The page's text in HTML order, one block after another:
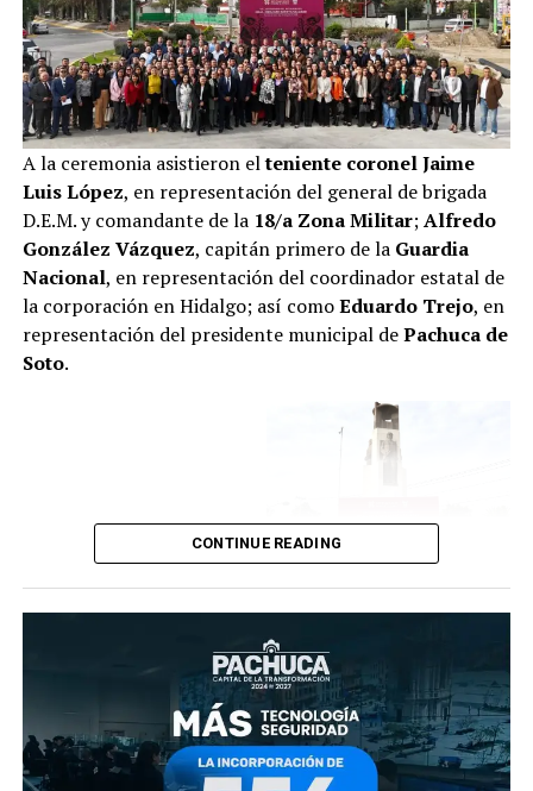
A la ceremonia asistieron elteniente coronel Jaime
Luis López, en representación del general de brigada
D.E.M. y comandante de la 18/a Zona Militar;Alfredo
González Vázquez, capitán primero de la Guardia
Nacional, en representación del coordinador estatal de
la corporación en Hidalgo; así comoEduardo Trejo, en
representación del presidente municipal dePachuca de
Soto.
CONTINUE READING